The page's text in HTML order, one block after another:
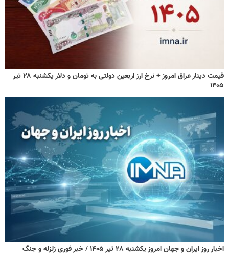
قیمت دینار عراق امروز + نرخ ارز اربعین دولتی به تومان و دلار یکشنبه ۲۸ تیر
۱۴۰۵
اخبار روز ایران و جهان امروز یکشنبه ۲۸ تیر ۱۴۰۵ / خبر فوری زلزله و جنگ